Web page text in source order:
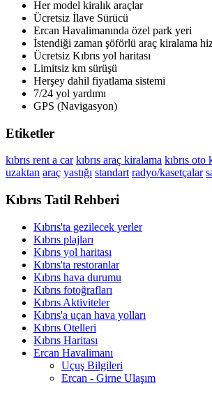
Her model kiralık araçlar
Ücretsiz İlave Sürücü
Ercan Havalimanında özel park yeri
İstendiği zaman şöförlü araç kiralama
Ücretsiz Kıbrıs yol haritası
Limitsiz km sürüşü
Herşey dahil fiyatlama sistemi
7/24 yol yardımı
GPS (Navigasyon)
Etiketler
kıbrıs rent a car kıbrıs araç kiralama kıbrıs oto
uzaktan araç yastığı standart radyo/kasetçalar
Kıbrıs Tatil Rehberi
Kıbrıs'ta gezilecek yerler
Kıbrıs plajları
Kıbrıs yol haritası
Kıbrıs'ta restoranlar
Kıbrıs hava durumu
Kıbrıs fotoğrafları
Kıbrıs Aktiviteler
Kıbrıs'a uçan hava yolları
Kıbrıs Otelleri
Kıbrıs Haritası
Ercan Havalimanı
Uçuş Bilgileri
Ercan - Girne Ulaşım